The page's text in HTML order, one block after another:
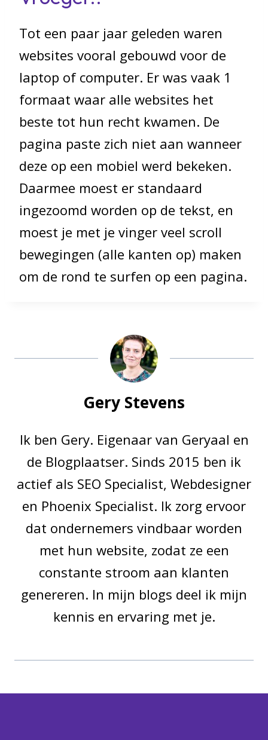
Tot een paar jaar geleden waren
websites vooral gebouwd voor de
laptop of computer. Er was vaak 1
formaat waar alle websites het
beste tot hun recht kwamen. De
pagina paste zich niet aan wanneer
deze op een mobiel werd bekeken.
Daarmee moest er standaard
ingezoomd worden op de tekst, en
moest je met je vinger veel scroll
bewegingen (alle kanten op) maken
om de rond te surfen op een pagina.
Gery Stevens
Ik ben Gery. Eigenaar van Geryaal en
de Blogplaatser. Sinds 2015 ben ik
actief als SEO Specialist, Webdesigner
en Phoenix Specialist. Ik zorg ervoor
dat ondernemers vindbaar worden
met hun website, zodat ze een
constante stroom aan klanten
genereren. In mijn blogs deel ik mijn
kennis en ervaring met je.